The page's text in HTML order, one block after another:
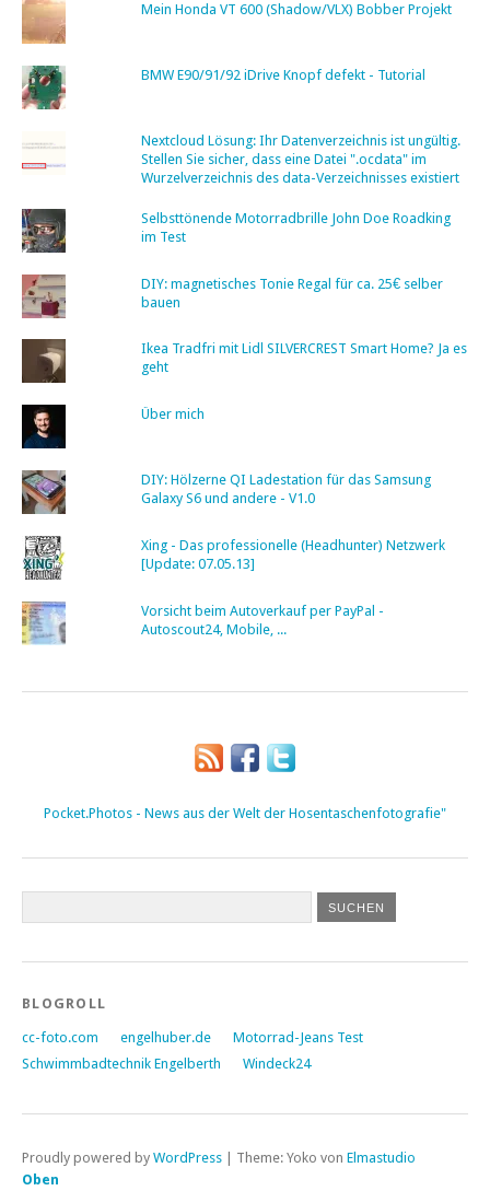
Mein Honda VT 600 (Shadow/VLX) Bobber Projekt
BMW E90/91/92 iDrive Knopf defekt - Tutorial
Nextcloud Lösung: Ihr Datenverzeichnis ist ungültig.
Stellen Sie sicher, dass eine Datei ".ocdata" im
Wurzelverzeichnis des data-Verzeichnisses existiert
Selbsttönende Motorradbrille John Doe Roadking
im Test
DIY: magnetisches Tonie Regal für ca. 25€ selber
bauen
Ikea Tradfri mit Lidl SILVERCREST Smart Home? Ja es
geht
Über mich
DIY: Hölzerne QI Ladestation für das Samsung
Galaxy S6 und andere - V1.0
Xing - Das professionelle (Headhunter) Netzwerk
[Update: 07.05.13]
Vorsicht beim Autoverkauf per PayPal -
Autoscout24, Mobile, ...
Pocket.Photos - News aus der Welt der Hosentaschenfotografie"
BLOGROLL
cc-foto.com engelhuber.de
Motorrad-Jeans Test
Schwimmbadtechnik Engelberth
Windeck24
Proudly powered by WordPress Theme: Yoko von Elmastudio
Oben